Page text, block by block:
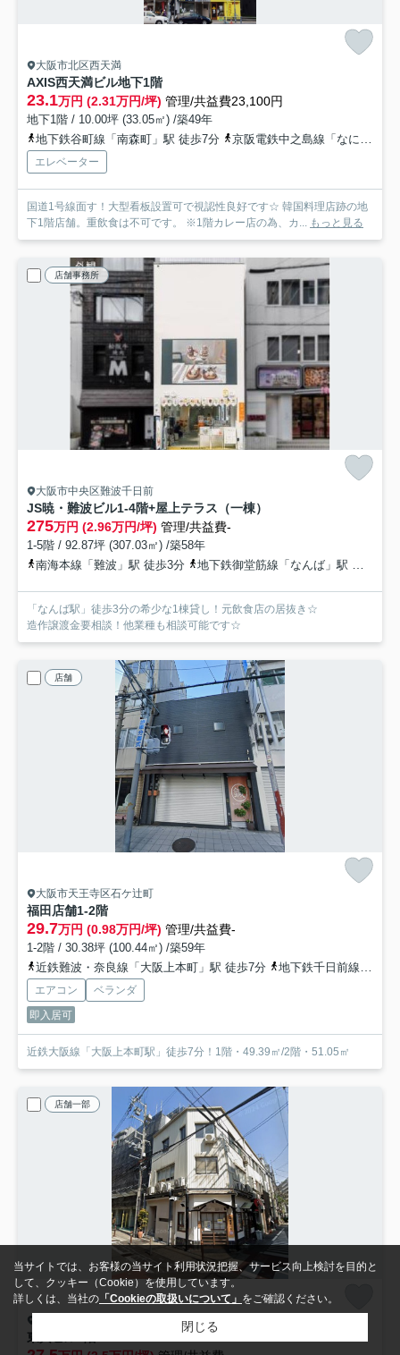
大阪市北区西天満
AXIS西天満ビル地下1階
23.1万円 (2.31万円/坪) 管理/共益費23,100円
地下1階 / 10.00坪 (33.05㎡) /築49年
地下鉄谷町線「南森町」駅 徒歩7分
京阪電鉄中之島線「なにわ橋」駅 徒歩10分
エレベーター
国道1号線面す！大型看板設置可で視認性良好です☆ 韓国料理店跡の地
下1階店舗。重飲食は不可です。 ※1階カレー店の為、カ...
もっと見る
店舗事務所
大阪市中央区難波千日前
JS暁・難波ビル1-4階+屋上テラス（一棟）
275万円 (2.96万円/坪) 管理/共益費-
1-5階 / 92.87坪 (307.03㎡) /築58年
南海本線「難波」駅 徒歩3分
地下鉄御堂筋線「なんば」駅 徒歩3分
「なんば駅」徒歩3分の希少な1棟貸し！元飲食店の居抜き☆
造作譲渡金要相談！他業種も相談可能です☆
店舗
大阪市天王寺区石ケ辻町
福田店舗1-2階
29.7万円 (0.98万円/坪) 管理/共益費-
1-2階 / 30.38坪 (100.44㎡) /築59年
近鉄難波・奈良線「大阪上本町」駅 徒歩7分
地下鉄千日前線「谷町九丁目」駅 徒歩10分
エアコン
ベランダ
即入居可
近鉄大阪線「大阪上本町駅」徒歩7分！1階・49.39㎡/2階・51.05㎡
店舗一部
東興ビル
当サイトでは、お客様の当サイト利用状況把握、サービス向上検討を目的と
して、クッキー（Cookie）を使用しています。
詳しくは、当社の 「Cookieの取扱いについて」 をご確認ください。
閉じる